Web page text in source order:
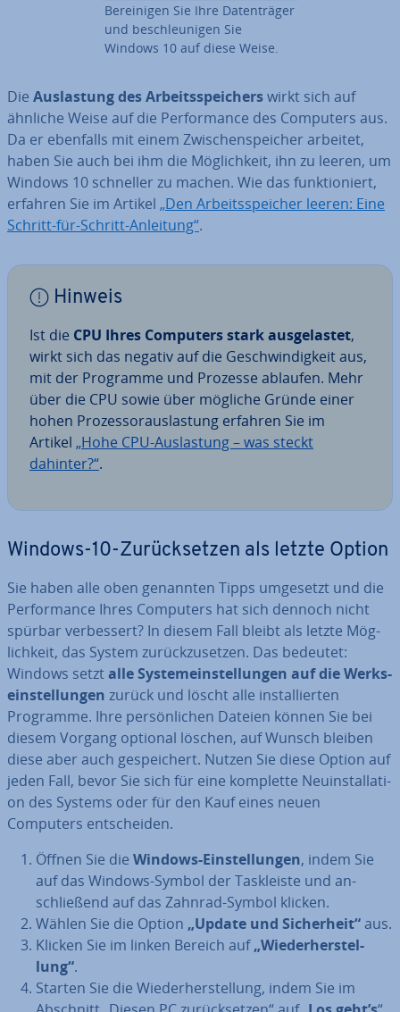
Be­rei­ni­gen Sie Ihre Da­ten­trä­ger
und be­schleu­ni­gen Sie
Windows 10 auf diese Weise.
Die Aus­las­tung des Ar­beits­spei­cherswirkt sich auf
ähnliche Weise auf die Per­for­mance des Computers aus.
Da er ebenfalls mit einem Zwi­schen­spei­cher arbeitet,
haben Sie auch bei ihm die Mög­lich­keit, ihn zu leeren, um
Windows 10 schneller zu machen. Wie das funk­tio­niert,
erfahren Sie im Artikel „Den Ar­beits­spei­cher leeren: Eine
Schritt-für-Schritt-Anleitung“.
Hinweis
Ist die CPU Ihres Computers stark aus­ge­las­tet,
wirkt sich das negativ auf die Ge­schwin­dig­keit aus,
mit der Programme und Prozesse ablaufen. Mehr
über die CPU sowie über mögliche Gründe einer
hohen Pro­zes­sor­aus­las­tung erfahren Sie im
Artikel „Hohe CPU-Aus­las­tung – was steckt
dahinter?“.
Windows-10-Zu­rück­set­zen als letzte Option
Sie haben alle oben genannten Tipps umgesetzt und die
Per­for­mance Ihres Computers hat sich dennoch nicht
spürbar ver­bes­sert? In diesem Fall bleibt als letzte Mög­
lich­keit, das System zu­rück­zu­set­zen. Das bedeutet:
Windows setztalle Sys­tem­ein­stel­lun­gen auf die Werks­
ein­stel­lun­gen zurück und löscht alle in­stal­lier­ten
Programme. Ihre per­sön­li­chen Dateien können Sie bei
diesem Vorgang optional löschen, auf Wunsch bleiben
diese aber auch ge­spei­chert. Nutzen Sie diese Option auf
jeden Fall, bevor Sie sich für eine komplette Neu­in­stal­la­ti­
on des Systems oder für den Kauf eines neuen
Computers ent­schei­den.
Öffnen Sie die Windows-Ein­stel­lun­gen, indem Sie
auf das Windows-Symbol der Task­leis­te und an­
schlie­ßend auf das Zahnrad-Symbol klicken.
Wählen Sie die Option „Update und Si­cher­heit“aus.
Klicken Sie im linken Bereich auf„Wie­der­her­stel­
lung“.
Starten Sie die Wie­der­her­stel­lung, indem Sie im